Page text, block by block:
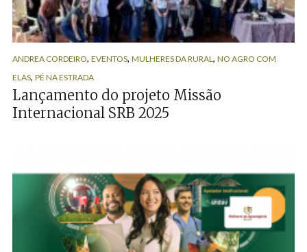
ANDREA CORDEIRO, EVENTOS, MULHERES DA RURAL , NO AGRO COM
ELAS, PÉ NA ESTRADA
Lançamento do projeto Missão
Internacional SRB 2025